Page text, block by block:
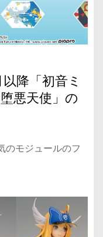
降「初音ミ
悪天使」の
のモジュールのフ